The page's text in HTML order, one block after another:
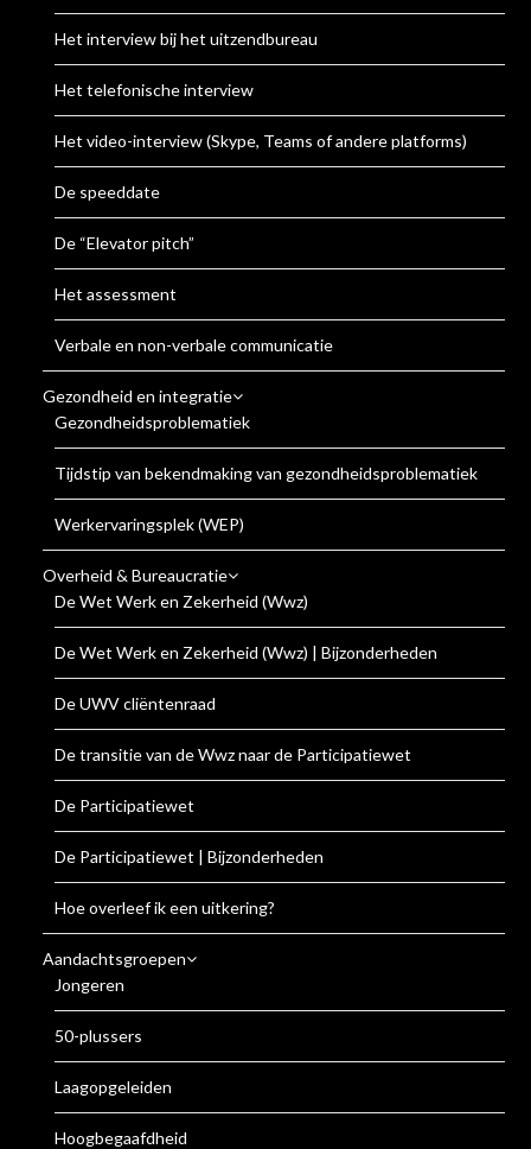
Het interview bij het uitzendbureau
Het telefonische interview
Het video-interview (Skype, Teams of andere platforms)
De speeddate
De “Elevator pitch”
Het assessment
Verbale en non-verbale communicatie
Gezondheid en integratie
Gezondheidsproblematiek
Tijdstip van bekendmaking van gezondheidsproblematiek
Werkervaringsplek (WEP)
Overheid & Bureaucratie
De Wet Werk en Zekerheid (Wwz)
De Wet Werk en Zekerheid (Wwz) | Bijzonderheden
De UWV cliëntenraad
De transitie van de Wwz naar de Participatiewet
De Participatiewet
De Participatiewet | Bijzonderheden
Hoe overleef ik een uitkering?
Aandachtsgroepen
Jongeren
50-plussers
Laagopgeleiden
Hoogbegaafdheid